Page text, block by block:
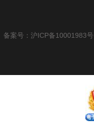
备案号：沪ICP备10001983